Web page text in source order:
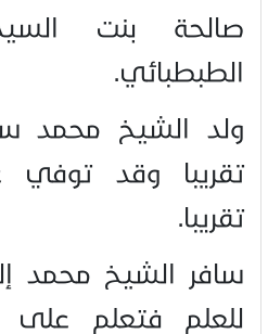
صالحة بنت
الطبطبائي.
تقريبا.
سافر الشيخ محمد
للعلم فتعلم